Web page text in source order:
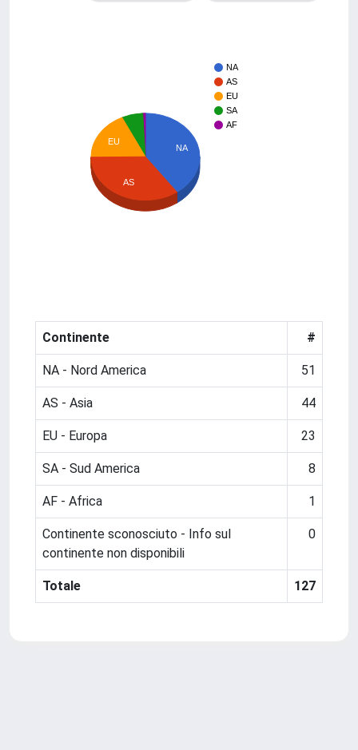
NA
AS
EU
SA
AF
NA
EU
AS
Continente #
NA - Nord America 51
AS - Asia 44
EU - Europa 23
SA - Sud America 8
AF - Africa 1
Continente sconosciuto - Info sul
continente non disponibili
0
Totale 127